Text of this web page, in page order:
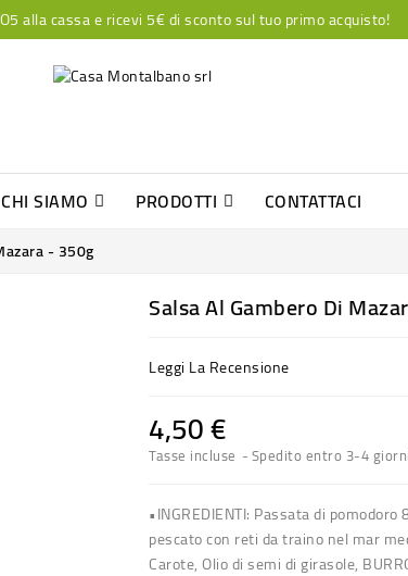
alla cassa e ricevi 5€ di sconto sul tuo primo acquisto!
CHI SIAMO PRODOTTI CONTATTACI
- 350g
Salsa Al Gambero Di
Leggi La Recensione
4,50 €
Tasse incluse Spedito entro 3-4 giorni
•INGREDIENTI: Passata di
pescato con reti da traino nel mar
Carote, Olio di semi di girasole,